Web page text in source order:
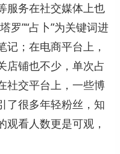
服务在社交媒体上也
罗”“占卜”为关键词进
；在电商平台上，
店铺也不少，单次占
社交平台上，一些博
了很多年轻粉丝，知
看人数更是可观，